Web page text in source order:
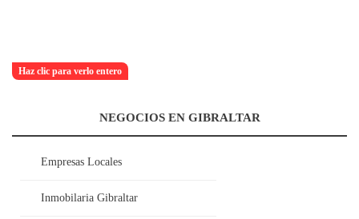
Haz clic para verlo entero
NEGOCIOS EN GIBRALTAR
Empresas Locales
Inmobilaria Gibraltar